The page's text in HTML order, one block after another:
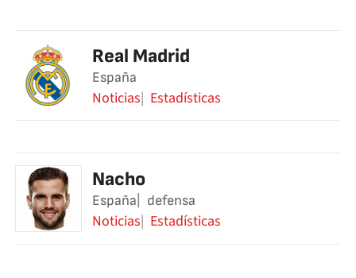
Real Madrid
España
Noticias Estadísticas
Nacho
España defensa
Noticias Estadísticas